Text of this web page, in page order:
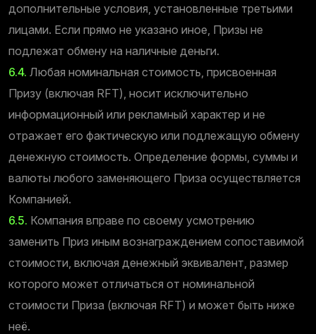
дополнительные условия, установленные третьими
лицами. Если прямо не указано иное, Призы не
подлежат обмену на наличные деньги.
6.4. Любая номинальная стоимость, присвоенная
Призу (включая RFT), носит исключительно
информационный или рекламный характер и не
отражает его фактическую или подлежащую обмену
денежную стоимость. Определение формы, суммы и
валюты любого заменяющего Приза осуществляется
Компанией.
6.5. Компания вправе по своему усмотрению
заменить Приз иным вознаграждением сопоставимой
стоимости, включая денежный эквивалент, размер
которого может отличаться от номинальной
стоимости Приза (включая RFT) и может быть ниже
неё.